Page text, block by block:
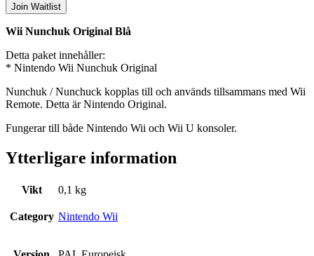
Join Waitlist
Wii Nunchuk Original Blå
Detta paket innehåller:
* Nintendo Wii Nunchuk Original
Nunchuk / Nunchuck kopplas till och används tillsammans med Wii
Remote. Detta är Nintendo Original.
Fungerar till både Nintendo Wii och Wii U konsoler.
Ytterligare information
Vikt 0,1 kg
Category Nintendo Wii